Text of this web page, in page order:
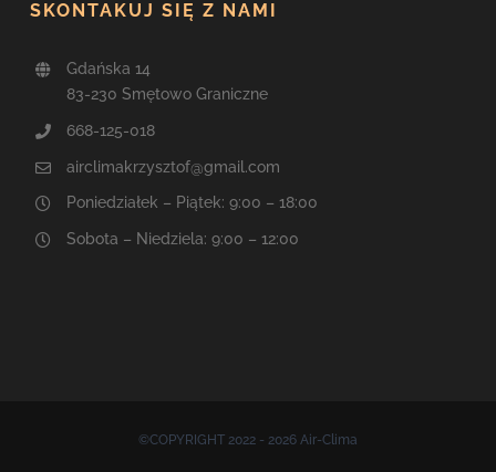
SKONTAKUJ SIĘ Z NAMI
Gdańska 14
83-230 Smętowo Graniczne
668-125-018
airclimakrzysztof@gmail.com
Poniedziałek – Piątek: 9:00 – 18:00
Sobota – Niedziela: 9:00 – 12:00
©COPYRIGHT 2022 - 2026 Air-Clima